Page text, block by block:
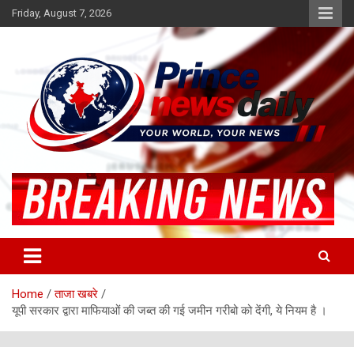
Skip
to
Friday, August 7, 2026
Princenews Daily
Home
ताजा खबरे
यूपी सरकार द्वारा माफियाओं की जब्त की गई जमीन गरीबो को देंगी, ये नियम है ।